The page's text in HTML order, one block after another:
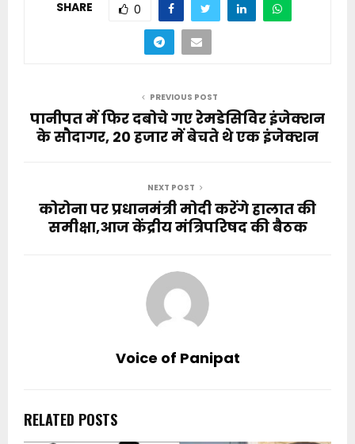
SHARE 0
PREVIOUS POST
पानीपत में फिर दबोचे गए रेमडेसिविर इंजेक्शन
के सौदागर, 20 हजार में बेचते थे एक इंजेक्शन
NEXT POST
कोरोना पर प्रधानमंत्री मोदी करेंगे हालात की
समीक्षा,आज केंद्रीय मंत्रिपरिषद की बैठक
Voice of Panipat
RELATED POSTS